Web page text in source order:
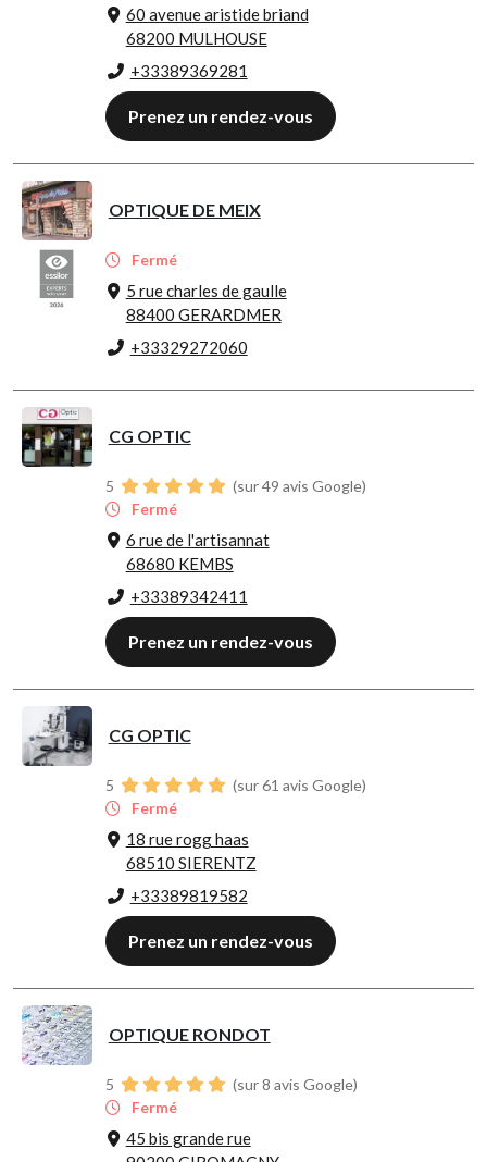
60 avenue aristide briand
68200 MULHOUSE
+33389369281
Prenez un rendez-vous
OPTIQUE DE MEIX
Fermé
5 rue charles de gaulle
88400 GERARDMER
+33329272060
CG OPTIC
5
(sur 49 avis Google)
Fermé
6 rue de l'artisannat
68680 KEMBS
+33389342411
Prenez un rendez-vous
CG OPTIC
5
(sur 61 avis Google)
Fermé
18 rue rogg haas
68510 SIERENTZ
+33389819582
Prenez un rendez-vous
OPTIQUE RONDOT
5
(sur 8 avis Google)
Fermé
45 bis grande rue